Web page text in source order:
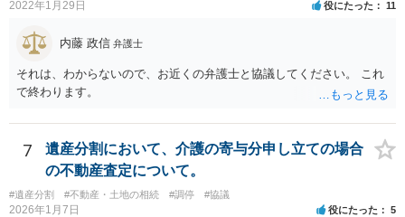
録、介護認定の資料、介護記録を取得して 弁護士に面談で相談された
方がよいと思います。
2022年1月29日 役にたった 11
内藤 政信 弁護士
それは、わからないので、お近くの弁護士と協議してください。 これ
で終わります。
7
遺産分割において、介護の寄与分申し立ての場合
の不動産査定について。
#遺産分割 #不動産・土地の相続 #調停 #協議
2026年1月7日 役にたった 5